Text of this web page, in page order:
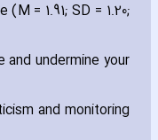
= 1.91; SD = 1.20;
undermine your
and monitoring